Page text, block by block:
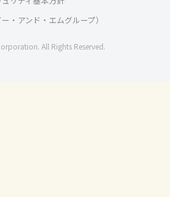
・アンド・エムグループ）